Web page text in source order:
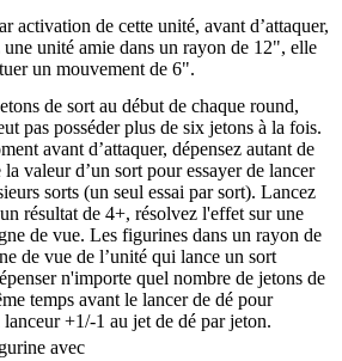
activation de cette unité, avant d’attaquer,
une unité amie dans un rayon de 12", elle
un mouvement de 6".
de sort au début de chaque round,
pas posséder plus de six jetons à la fois.
avant d’attaquer, dépensez autant de
la valeur d’un sort pour essayer de lancer
sorts (un seul essai par sort). Lancez
résultat de 4+, résolvez l'effet sur une
de vue. Les figurines dans un rayon de
de vue de l’unité qui lance un sort
n'importe quel nombre de jetons de
temps avant le lancer de dé pour
lanceur +1/-1 au jet de dé par jeton.
avec